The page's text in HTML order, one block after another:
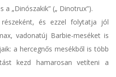
„Dinószakik” („ Dinotrux”).
részeként, és ezzel folytatja jól
vadonatúj Barbie-meséket is
a hercegnős mesékből is több
kezd hamarosan vetíteni a